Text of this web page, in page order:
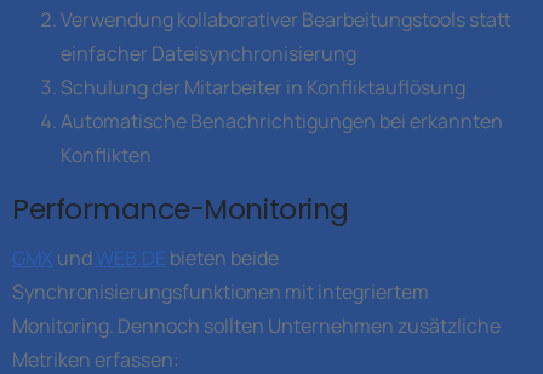
Verwendung kollaborativer Bearbeitungstools statt
einfacher Dateisynchronisierung
Schulung der Mitarbeiter in Konfliktauflösung
Automatische Benachrichtigungen bei erkannten
Konflikten
Performance-Monitoring
GMX undWEB.DE bieten beide
Synchronisierungsfunktionen mit integriertem
Monitoring. Dennoch sollten Unternehmen zusätzliche
Metriken erfassen: